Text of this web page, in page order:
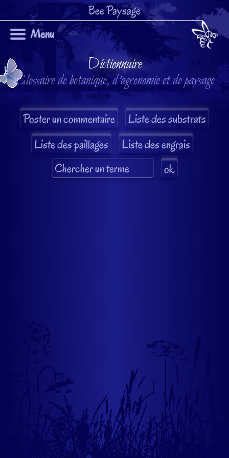
Bee Paysage
Menu
Dictionnaire
Glossaire de botanique, d'agronomie et de paysage
Liste des substrats
Liste des paillages
Liste des engrais